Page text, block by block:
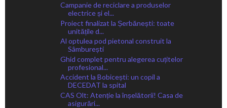
Campanie de reciclare a produselor
electrice și el...
Proiect finalizat la Șerbănești: toate
unitățile d...
Al optulea pod pietonal construit la
Sâmburești
Ghid complet pentru alegerea cuțitelor
profesional...
Accident la Bobicești: un copil a
DECEDAT la spital
CAS Olt: Atenție la înșelătorii! Casa de
asigurări...